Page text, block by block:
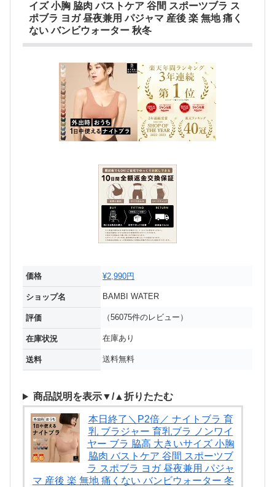
イズ 小胸 脇肉 バストケア 谷間 スポーツブラ ス
ポブラ ヨガ 昼夜兼用 パジャマ 産後 楽 無地 痛く
ない バンビウォーター 秋冬
価格 ¥2,990円
ショップ名 BAMBI WATER
評価 （56075件のレビュー）
在庫状況 在庫あり
送料 送料無料
商品説明を表示▼/▲折りたたむ
本日終了＼P2倍／ ナイトブラ 育
乳 ブラジャー 育乳ブラ ノンワイ
ヤー ブラ 脇高 大きいサイズ 小胸
脇肉 バストケア 谷間 スポーツブ
ラ スポブラ ヨガ 昼夜兼用 パジャ
マ 産後 楽 無地 痛くない バンビウォーター 冬